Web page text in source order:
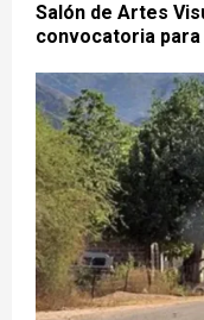
Salón de Artes
convocatoria